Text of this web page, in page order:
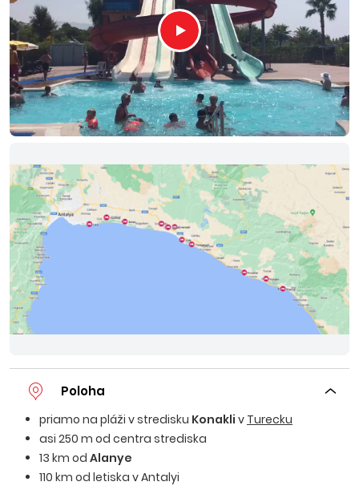
Poloha
priamo na pláži v stredisku Konakli v Turecku
asi 250 m od centra strediska
13 km od Alanye
110 km od letiska v Antalyi